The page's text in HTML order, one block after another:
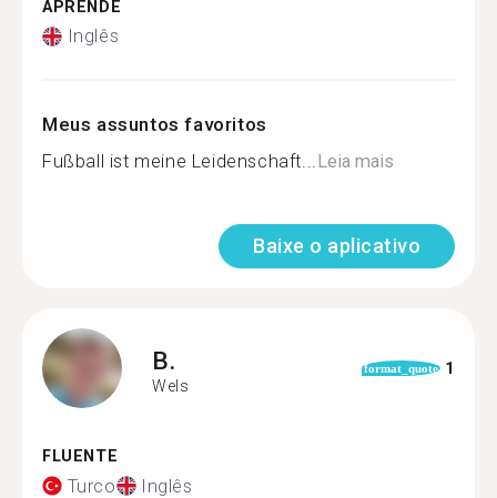
APRENDE
Inglês
Meus assuntos favoritos
Fußball ist meine Leidenschaft...Leia mais
Baixe o aplicativo
B.
Wels
format_quote 1
FLUENTE
Turco Inglês